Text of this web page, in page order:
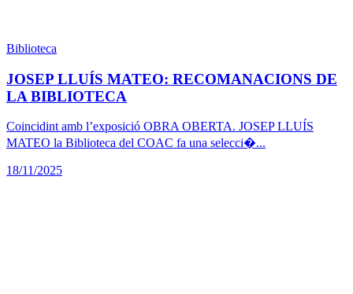
Biblioteca
JOSEP LLUÍS MATEO: RECOMANACIONS DE
LA BIBLIOTECA
Coincidint amb l’exposició OBRA OBERTA. JOSEP LLUÍS
MATEO la Biblioteca del COAC fa una selecci�...
18/11/2025